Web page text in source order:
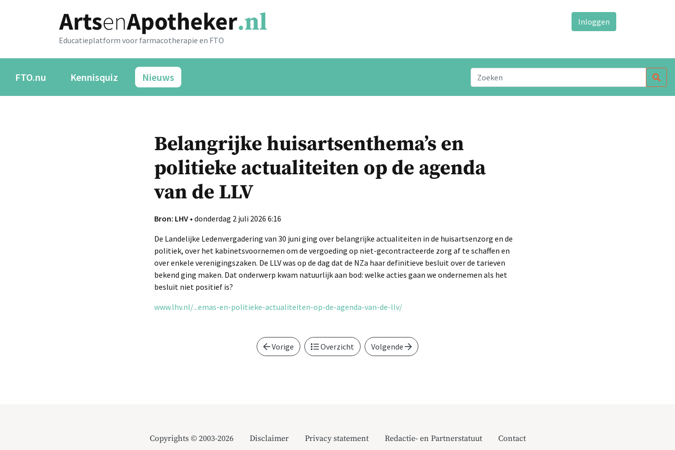
Educatieplatform voor farmacotherapie en FTO
Inloggen
FTO.nu Kennisquiz Nieuws
Belangrijke huisartsenthema’s en
politieke actualiteiten op de agenda
van de LLV
Bron: LHV • donderdag 2 juli 2026 6:16
De Landelijke Ledenvergadering van 30 juni ging over belangrijke actualiteiten in de huisartsenzorg en de
politiek, over het kabinetsvoornemen om de vergoeding op niet-gecontracteerde zorg af te schaffen en
over enkele verenigingszaken. De LLV was op de dag dat de NZa haar definitieve besluit over de tarieven
bekend ging maken. Dat onderwerp kwam natuurlijk aan bod: welke acties gaan we ondernemen als het
besluit niet positief is?
www.lhv.nl/...emas-en-politieke-actualiteiten-op-de-agenda-van-de-llv/
Vorige Overzicht Volgende
Copyrights © 2003-2026 Disclaimer Privacy statement Redactie- en Partnerstatuut Contact